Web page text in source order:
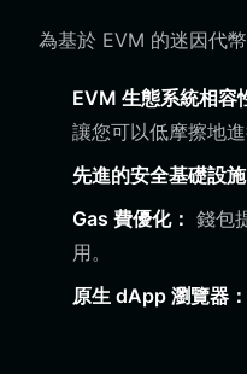
為基於 EVM 的迷因代
EVM 生態系統相容
讓您可以低摩擦地進
先進的安全基礎設施
Gas 費優化： 錢包
用。
原生 dApp 瀏覽器：